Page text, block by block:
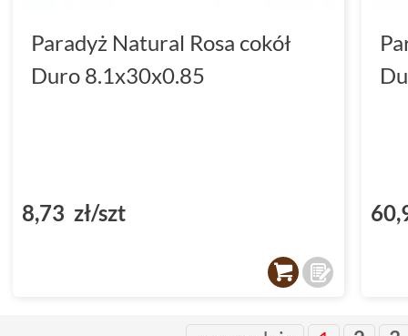
Paradyż Natural Rosa cokół
Duro 8.1x30x0.85
8,73 zł/szt